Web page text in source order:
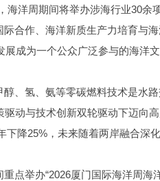
洋周期间将举办涉海行业30余
合作、海洋新质生产力培育与
成为一个公众广泛参与的海洋
、氢、氨等零碳燃料技术是水
动与技术创新双轮驱动下迈向
降25%，未来随着两岸融合深
举办“2026厦门国际海洋周海